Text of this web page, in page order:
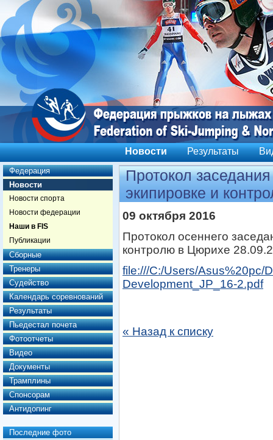
Новости Результаты
Федерация
Новости
Новости спорта
Новости федерации
Наши в FIS
Публикации
Сборные
Тренеры
Судейство
Календарь соревнований
Результаты
Пьедестал почета
Фотоотчеты
Видео
Документы
Трамплины
Спонсорам
Антидопинг
Последние фото
Протокол
экипировке и
09 октября 2016
Протокол осеннего
контролю в Цюрихе
file:///C:/Users/Asus%20pc/
Development_JP_16-2.pdf
« Назад к списку